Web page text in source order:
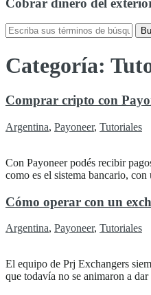
Cobrar dinero del
Categoría:
Comprar cripto con
Argentina, Payoneer, Tutoriales
Con Payoneer podés recibir
como es el sistema bancario,
Cómo operar con un
Argentina, Payoneer, Tutoriales
El equipo de Prj Exchangers
que todavía no se animaron a dar